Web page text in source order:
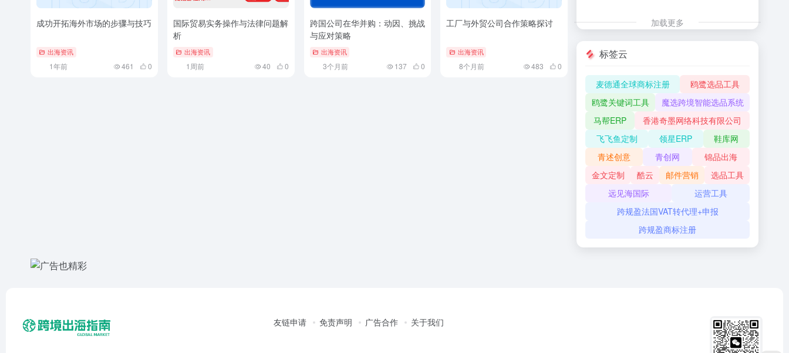
上一篇
跨境电商与国内电商：选择与比较 外贸企业名单解析与市场分析
1年前
加载更多
标签云
麦德通全球商标注册
鸥鹭选品工具
鸥鹭关键词工具
魔选跨境智能选品系统
马帮ERP
香港奇墨网络科技有限公司
飞飞鱼定制
领星ERP
鞋库网
青述创意
青创网
锦品出海
金文定制
酷云 邮件营销
选品工具
远见海国际
运营工具
跨规盈法国VAT转代理+申报
跨规盈商标注册